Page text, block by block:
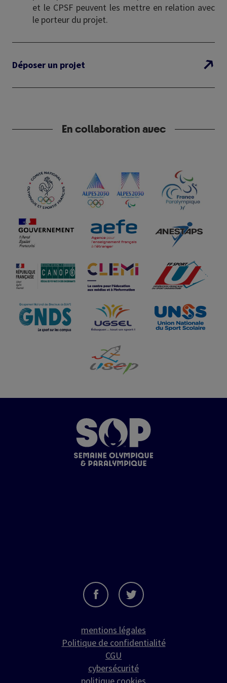
et le CPSF peuvent les mettre en relation avec
le porteur du projet.
Déposer un projet
En collaboration avec
Image Image
Image
Image
mentions légales
Politique de confidentialité
CGU
cybersécurité
politique cookies